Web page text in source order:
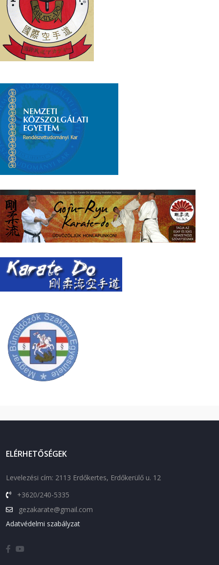
ELÉRHETŐSÉGEK
Levelezési cím: 2113 Erdőkertes, Erdőkerülő u. 12
+3620/240-5335
gezakarate@gmail.com
Adatvédelmi szabályzat